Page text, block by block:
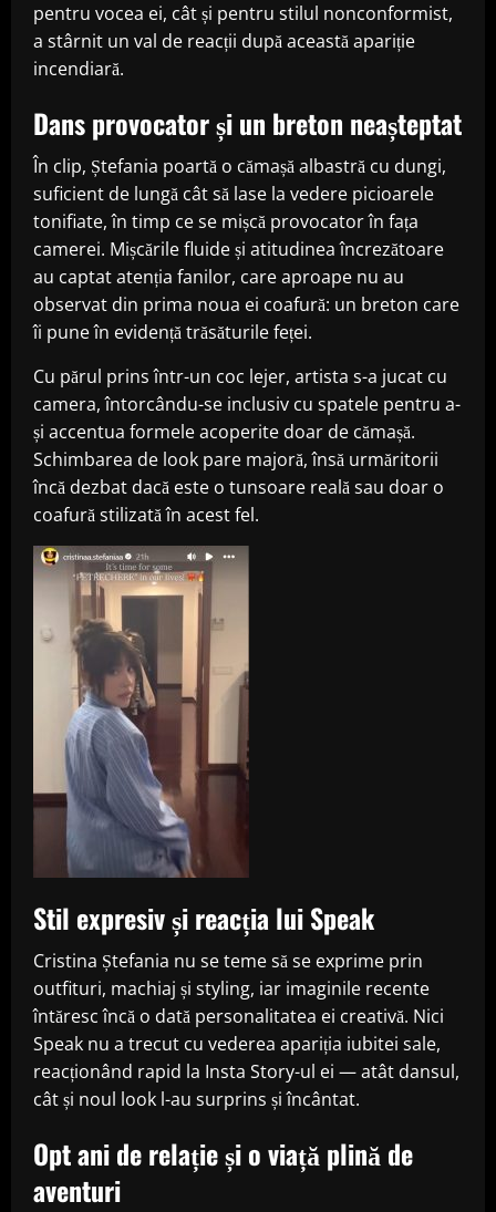
pentru vocea ei, cât și pentru stilul nonconformist,
a stârnit un val de reacții după această apariție
incendiară.
Dans provocator și un breton neașteptat
În clip, Ștefania poartă o cămașă albastră cu dungi,
suficient de lungă cât să lase la vedere picioarele
tonifiate, în timp ce se mișcă provocator în fața
camerei. Mișcările fluide și atitudinea încrezătoare
au captat atenția fanilor, care aproape nu au
observat din prima noua ei coafură: un breton care
îi pune în evidență trăsăturile feței.
Cu părul prins într-un coc lejer, artista s-a jucat cu
camera, întorcându-se inclusiv cu spatele pentru a-
și accentua formele acoperite doar de cămașă.
Schimbarea de look pare majoră, însă urmăritorii
încă dezbat dacă este o tunsoare reală sau doar o
coafură stilizată în acest fel.
Stil expresiv și reacția lui Speak
Cristina Ștefania nu se teme să se exprime prin
outfituri, machiaj și styling, iar imaginile recente
întăresc încă o dată personalitatea ei creativă. Nici
Speak nu a trecut cu vederea apariția iubitei sale,
reacționând rapid la Insta Story-ul ei — atât dansul,
cât și noul look l-au surprins și încântat.
Opt ani de relație și o viață plină de
aventuri